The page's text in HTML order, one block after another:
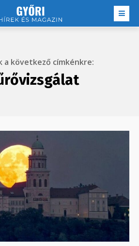
a következő címkénkre: